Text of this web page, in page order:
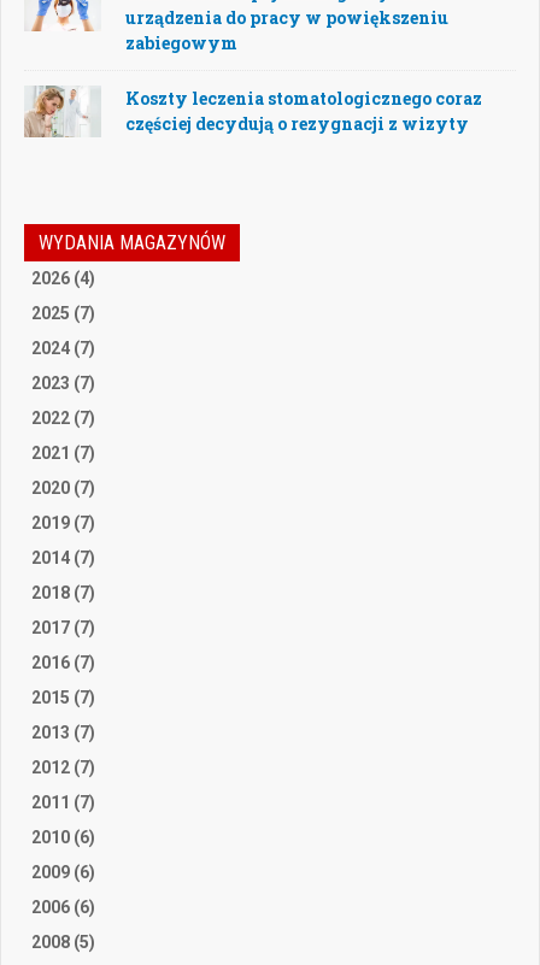
urządzenia do pracy w powiększeniu
zabiegowym
Koszty leczenia stomatologicznego coraz
częściej decydują o rezygnacji z wizyty
WYDANIA MAGAZYNÓW
2026 (4)
2025 (7)
2024 (7)
2023 (7)
2022 (7)
2021 (7)
2020 (7)
2019 (7)
2014 (7)
2018 (7)
2017 (7)
2016 (7)
2015 (7)
2013 (7)
2012 (7)
2011 (7)
2010 (6)
2009 (6)
2006 (6)
2008 (5)